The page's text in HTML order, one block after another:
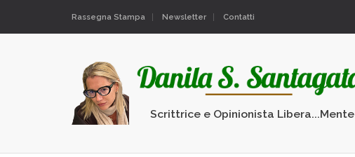
Rassegna Stampa Newsletter Contatti
Scrittrice e Opinionista Libera...Mente